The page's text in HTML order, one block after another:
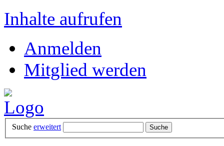
Inhalte aufrufen
Anmelden
Mitglied werden
Suche erweitert